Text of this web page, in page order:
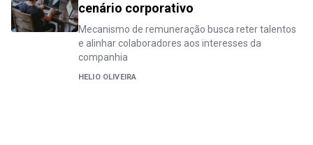
cenário corporativo
Mecanismo de remuneração busca reter talentos
e alinhar colaboradores aos interesses da
companhia
HELIO OLIVEIRA